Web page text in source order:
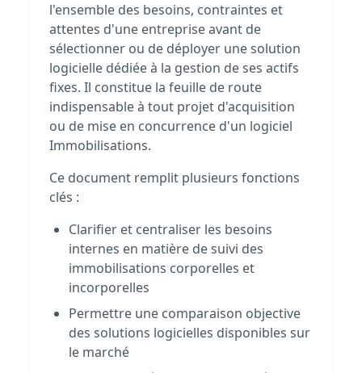
l'ensemble des besoins, contraintes et
attentes d'une entreprise avant de
sélectionner ou de déployer une solution
logicielle dédiée à la gestion de ses actifs
fixes. Il constitue la feuille de route
indispensable à tout projet d'acquisition
ou de mise en concurrence d'un logiciel
Immobilisations.
Ce document remplit plusieurs fonctions
clés :
Clarifier et centraliser les besoins
internes en matière de suivi des
immobilisations corporelles et
incorporelles
Permettre une comparaison objective
des solutions logicielles disponibles sur
le marché